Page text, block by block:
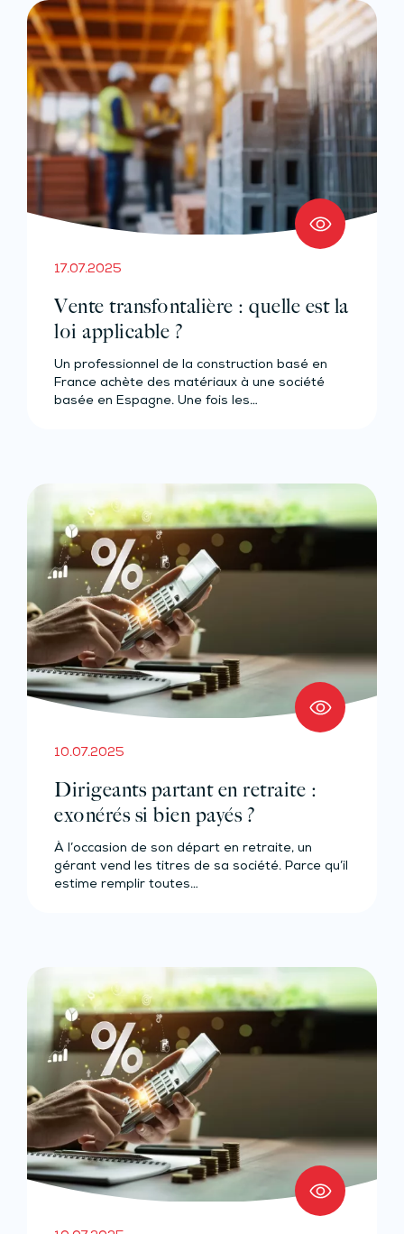
17.07.2025
Vente transfontalière : quelle est la
loi applicable ?
Un professionnel de la construction basé en
France achète des matériaux à une société
basée en Espagne. Une fois les…
10.07.2025
Dirigeants partant en retraite :
exonérés si bien payés ?
À l’occasion de son départ en retraite, un
gérant vend les titres de sa société. Parce qu’il
estime remplir toutes…